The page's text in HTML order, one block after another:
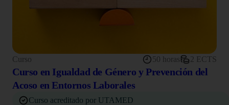
Curso 50 horas 2 ECTS
Curso en Igualdad de Género y Prevención del
Acoso en Entornos Laborales
Curso acreditado por UTAMED